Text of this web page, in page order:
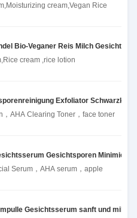
cream,Vegan Rice
Bio-Veganer Reis Milch
cream ,rice lotion
Exfoliator
，AHA Clearing Toner，face toner
Gesichtsporen
Serum，AHA serum，apple
Gesichtsserum sanft und mild